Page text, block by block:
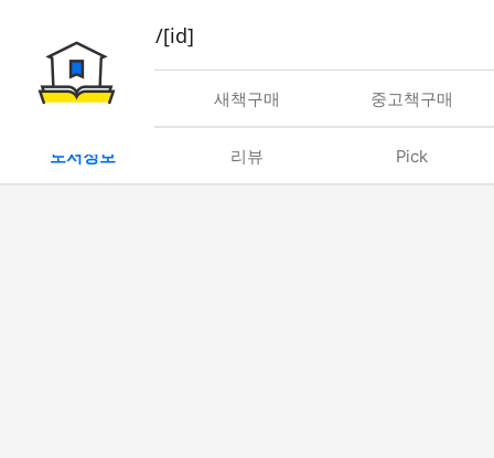
book/rent/[id]
대여 새책구매 중고책구매
도서정보 리뷰 Pick